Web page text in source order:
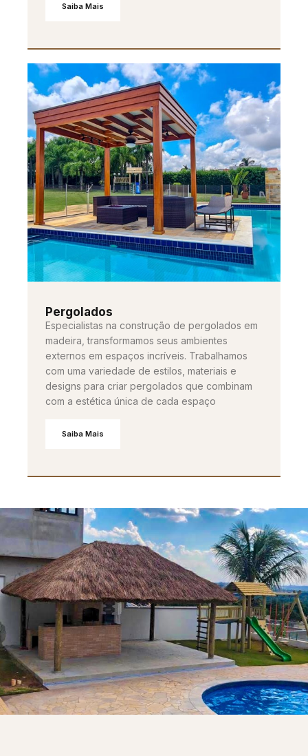
Saiba Mais
Pergolados
Especialistas na construção de pergolados em
madeira, transformamos seus ambientes
externos em espaços incríveis. Trabalhamos
com uma variedade de estilos, materiais e
designs para criar pergolados que combinam
com a estética única de cada espaço
Saiba Mais